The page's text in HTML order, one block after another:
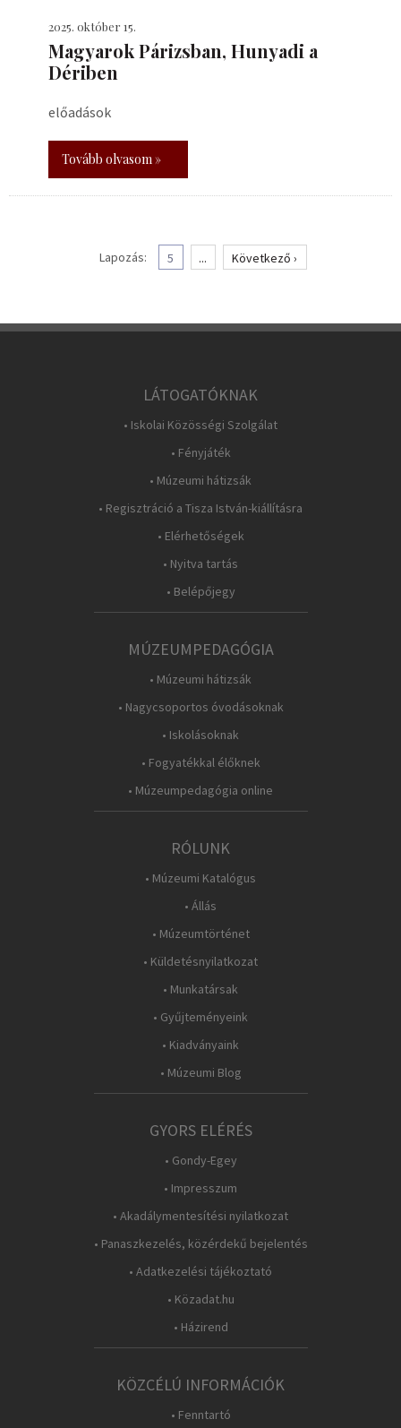
2025. október 15.
​Magyarok Párizsban, Hunyadi a
Dériben
előadások
Tovább olvasom »
Lapozás: 5 ... Következő ›
LÁTOGATÓKNAK
• Iskolai Közösségi Szolgálat
• Fényjáték
• Múzeumi hátizsák
• Regisztráció a Tisza István-kiállításra
• Elérhetőségek
• Nyitva tartás
• Belépőjegy
MÚZEUMPEDAGÓGIA
• Múzeumi hátizsák
• Nagycsoportos óvodásoknak
• Iskolásoknak
• Fogyatékkal élőknek
• Múzeumpedagógia online
RÓLUNK
• Múzeumi Katalógus
• Állás
• Múzeumtörténet
• Küldetésnyilatkozat
• Munkatársak
• Gyűjteményeink
• Kiadványaink
• Múzeumi Blog
GYORS ELÉRÉS
• Gondy-Egey
• Impresszum
• Akadálymentesítési nyilatkozat
• Panaszkezelés, közérdekű bejelentés
• Adatkezelési tájékoztató
• Közadat.hu
• Házirend
KÖZCÉLÚ INFORMÁCIÓK
• Fenntartó